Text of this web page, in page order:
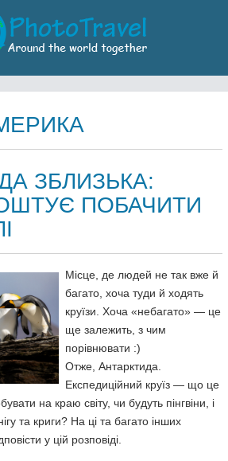
ЗБЛИЗЬКА:
ПОБАЧИТИ
Місце, де людей не так вже й
багато, хоча туди й ходять
круїзи. Хоча «небагато» — це
ще залежить, з чим
порівнювати :)
Отже, Антарктида.
Експедиційний круїз — що це
на краю світу, чи будуть пінгвіни, і
та криги? На ці та багато інших
у цій розповіді.